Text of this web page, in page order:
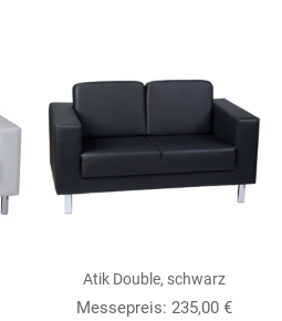
Atik Double, schwarz
Messepreis: 235,00 €